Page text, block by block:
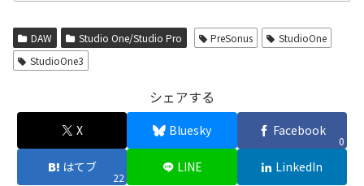
DAW Studio One/Studio Pro PreSonus
StudioOne
StudioOne3
シェアする
X Bluesky Facebook
0
はてブ
22
LINE LinkedIn